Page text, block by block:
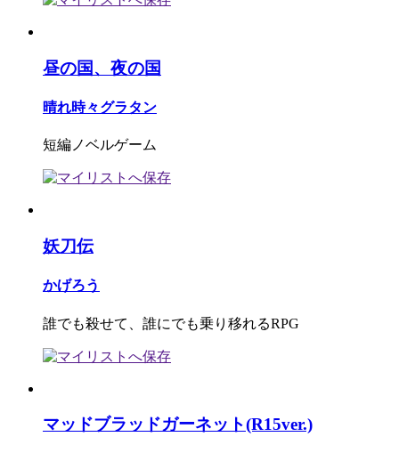
昼の国、夜の国
晴れ時々グラタン
短編ノベルゲーム
妖刀伝
かげろう
誰でも殺せて、誰にでも乗り移れるRPG
マッドブラッドガーネット(R15ver.)